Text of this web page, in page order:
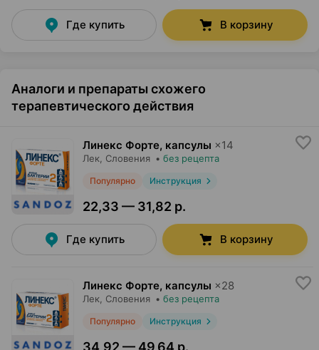
Где купить В корзину
Аналоги и препараты схожего
терапевтического действия
Линекс Форте, капсулы ×14
Лек , Словения • без рецепта
Популярно Инструкция
22,33 — 31,82 р.
Где купить В корзину
Линекс Форте, капсулы ×28
Лек , Словения • без рецепта
Популярно Инструкция
34,92 — 49,64 р.